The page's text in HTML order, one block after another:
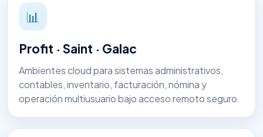
📊
Profit · Saint · Galac
Ambientes cloud para sistemas administrativos,
contables, inventario, facturación, nómina y
operación multiusuario bajo acceso remoto seguro.